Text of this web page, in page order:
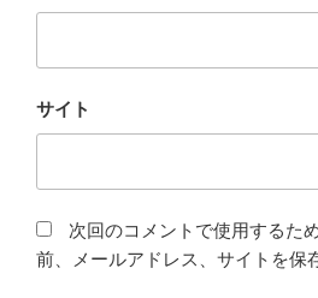
サイト
次回のコメントで使用するた
前、メールアドレス、サイトを保